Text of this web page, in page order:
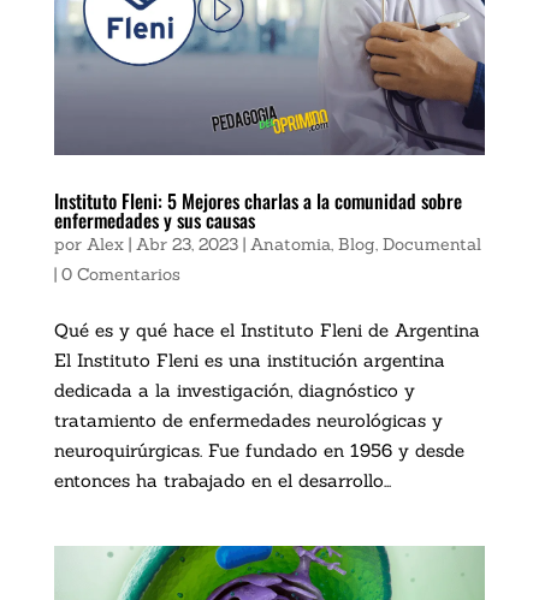
Instituto Fleni: 5 Mejores charlas a la comunidad sobre
enfermedades y sus causas
por Alex| Abr 23, 2023| Anatomia, Blog, Documental
| 0 Comentarios
Qué es y qué hace el Instituto Fleni de Argentina
El Instituto Fleni es una institución argentina
dedicada a la investigación, diagnóstico y
tratamiento de enfermedades neurológicas y
neuroquirúrgicas. Fue fundado en 1956 y desde
entonces ha trabajado en el desarrollo...